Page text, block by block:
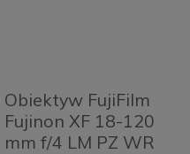
Obiektyw FujiFilm
Fujinon XF 18-120
mm f/4 LM PZ WR